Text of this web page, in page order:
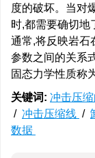
度的破坏。当对
时,都需要确切地
通常,将反映岩石
参数之间的关系
固态力学性质称
关键词: 冲击压
/ 冲击压缩线 /
数据